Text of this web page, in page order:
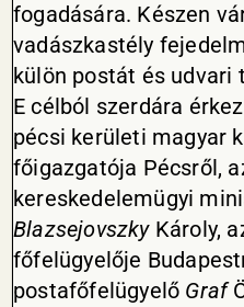
fogadására. Készen
vadászkastély
külön postát és udvari
E célból szerdára
pécsi kerületi magyar
főigazgatója Pécsről,
kereskedelemügyi
BlazsejovszkyKároly,
főfelügyelője
postafőfelügyelő Graf